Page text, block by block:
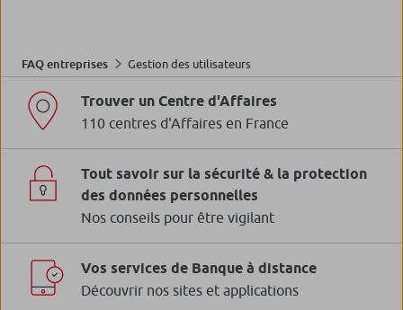
FAQ entreprises Gestion des utilisateurs
Trouver un Centre d'Affaires
110 centres d'Affaires en France
Tout savoir sur la sécurité & la protection
des données personnelles
Nos conseils pour être vigilant
Vos services de Banque à distance
Découvrir nos sites et applications